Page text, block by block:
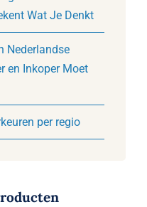
Wat Je Denkt
Nederlandse
en Inkoper Moet
per regio